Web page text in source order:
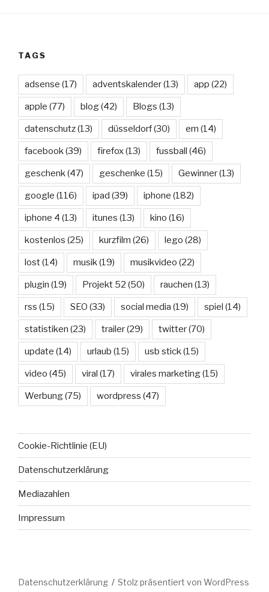
TAGS
adsense (17) adventskalender(13) app (22)
apple (77) blog(42) Blogs (13)
datenschutz(13) düsseldorf(30) em (14)
facebook(39) firefox(13) fussball (46)
geschenk(47) geschenke (15) Gewinner(13)
google (116) ipad (39) iphone (182)
iphone 4 (13) itunes (13) kino (16)
kostenlos (25) kurzfilm (26) lego (28)
lost(14) musik(19) musikvideo (22)
plugin (19) Projekt 52 (50) rauchen (13)
rss (15) SEO (33) social media (19) spiel (14)
statistiken (23) trailer(29) twitter(70)
update (14) urlaub (15) usb stick(15)
video (45) viral (17) virales marketing(15)
Werbung(75) wordpress (47)
Cookie-Richtlinie (EU)
Datenschutzerklärung
Mediazahlen
Impressum
Datenschutzerklärung Stolz präsentiert von WordPress